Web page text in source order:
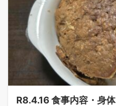
R8.4.16 食事内容・身体